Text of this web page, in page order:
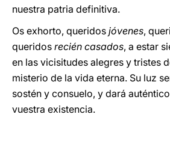
nuestra patria definitiva.
Os exhorto, queridos jóvenes,
queridos recién casados, a estar
en las vicisitudes alegres y tristes
misterio de la vida eterna. Su luz
sostén y consuelo, y dará
vuestra existencia.